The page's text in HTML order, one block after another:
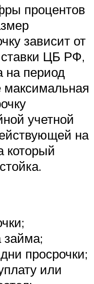
процентов
зависит от
ЦБ РФ,
на период
максимальная
учетной
на
который
займа;
просрочки;
или